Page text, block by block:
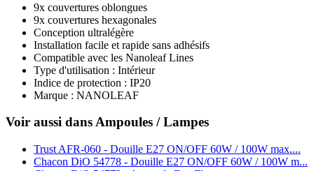
9x couvertures oblongues
9x couvertures hexagonales
Conception ultralégère
Installation facile et rapide sans adhésifs
Compatible avec les Nanoleaf Lines
Type d'utilisation : Intérieur
Indice de protection : IP20
Marque : NANOLEAF
Voir aussi dans Ampoules / Lampes
Trust AFR-060 - Douille E27 ON/OFF 60W / 100W max....
Chacon DiO 54778 - Douille E27 ON/OFF 60W / 100W m...